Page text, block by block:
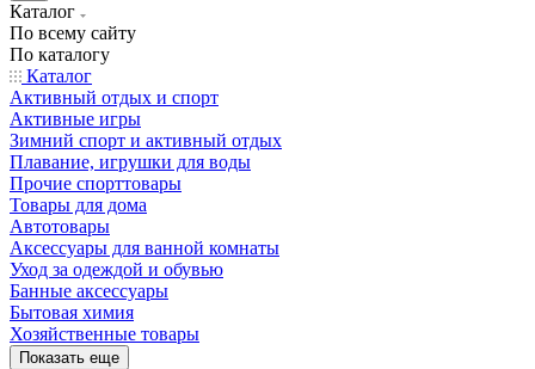
Каталог
По всему сайту
По каталогу
Каталог
Активный отдых и спорт
Активные игры
Зимний спорт и активный отдых
Плавание, игрушки для воды
Прочие спорттовары
Товары для дома
Автотовары
Аксессуары для ванной комнаты
Уход за одеждой и обувью
Банные аксессуары
Бытовая химия
Хозяйственные товары
Показать еще